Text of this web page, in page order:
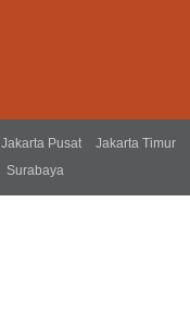
Jakarta Pusat
Jakarta Timur
Surabaya